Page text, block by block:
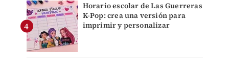
Horario escolar de Las Guerreras
K-Pop: crea una versión para
imprimir y personalizar